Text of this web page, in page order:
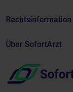
Rechtsinformation
Über SofortArzt